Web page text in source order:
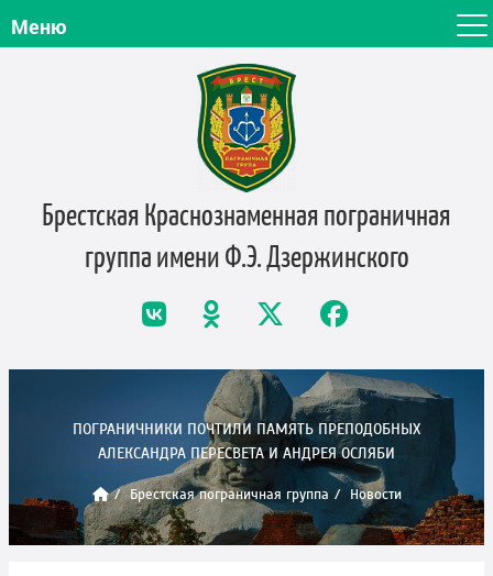
Меню
Брестская Краснознаменная пограничная
группаимени Ф.Э. Дзержинского
ПОГРАНИЧНИКИ ПОЧТИЛИ ПАМЯТЬ ПРЕПОДОБНЫХ
АЛЕКСАНДРА ПЕРЕСВЕТА И АНДРЕЯ ОСЛЯБИ
Брестская пограничная группа Новости